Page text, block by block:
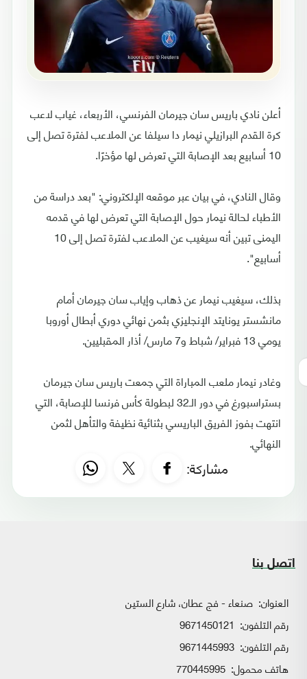
أعلن نادي باريس سان جيرمان الفرنسي، الأربعاء، غياب لاعب
كرة القدم البرازيلي نيمار دا سيلفا عن الملاعب لفترة تصل إلى
10 أسابيع بعد الإصابة التي تعرض لها مؤخرًا.
وقال النادي، في بيان عبر موقعه الإلكتروني: "بعد دراسة من
الأطباء لحالة نيمار حول الإصابة التي تعرض لها في قدمه
اليمنى تبين أنه سيغيب عن الملاعب لفترة تصل إلى 10
أسابيع".
بذلك، سيغيب نيمار عن ذهاب وإياب سان جيرمان أمام
مانشستر يونايتد الإنجليزي بثمن نهائي دوري أبطال أوروبا
يومي 13 فبراير/ شباط و7 مارس/ أذار المقبليين.
وغادر نيمار ملعب المباراة التي جمعت باريس سان جيرمان
بستراسبورغ في دور الـ32 لبطولة كأس فرنسا للإصابة، التي
انتهت بفوز الفريق الباريسي بثنائية نظيفة والتأهل لثمن
النهائي.
مشاركة:
اتصل بنا
العنوان: صنعاء - فج عطان، شارع الستين
رقم التلفون: 9671450121
رقم التلفون: 9671445993
هاتف محمول: 770445995